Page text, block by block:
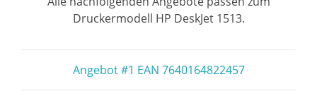
Druckermodell HP DeskJet 1513.
Angebot #1 EAN 7640164822457